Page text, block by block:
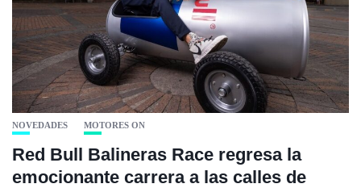
NOVEDADES MOTORES ON
Red Bull Balineras Race regresa la
emocionante carrera a las calles de